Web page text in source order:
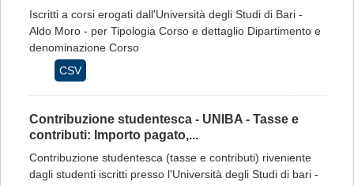
Iscritti a corsi erogati dall'Università degli Studi di Bari -
Aldo Moro - per Tipologia Corso e dettaglio Dipartimento e
denominazione Corso
CSV
Contribuzione studentesca - UNIBA - Tasse e
contributi: Importo pagato,...
Contribuzione studentesca (tasse e contributi) riveniente
dagli studenti iscritti presso l'Università degli Studi di bari -